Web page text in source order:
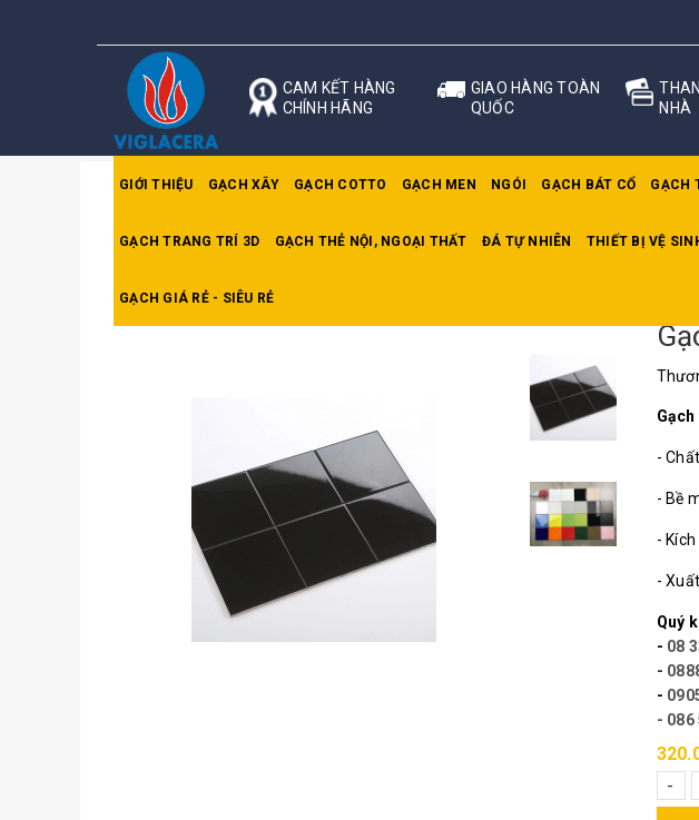
CAM KẾT HÀNG
CHÍNH HÃNG
GIAO HÀNG TOÀN
QUỐC
NHÀ
GIỚI THIỆU GẠCH XÂY GẠCH COTTO GẠCH MEN NGÓI GẠCH BÁT CỔ GẠCH
GẠCH TRANG TRÍ 3D GẠCH THẺ NỘI, NGOẠI THẤT ĐÁ TỰ NHIÊN THIẾT BỊ VỆ
GẠCH GIÁ RẺ - SIÊU RẺ
Trang chủ Gạch thẻ nội thất 10x10cm Gạch thẻ 10x10cm màu đen
-
- Bề
-
-
Quý
- 08
-
-
- 086
-